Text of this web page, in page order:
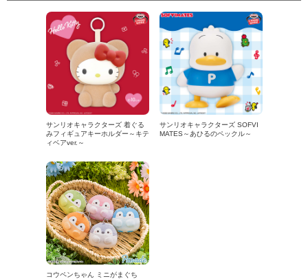
サンリオキャラクターズ 着ぐる
みフィギュアキーホルダー～キテ
ィベアver.～
サンリオキャラクターズ SOFVI
MATES～あひるのペックル～
コウペンちゃん ミニがまぐち